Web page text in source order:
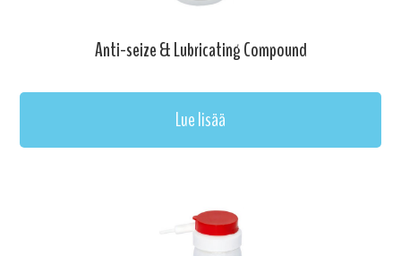
Anti-seize & Lubricating Compound
Lue lisää